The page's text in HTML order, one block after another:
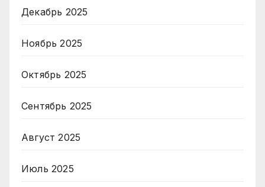
Декабрь 2025
Ноябрь 2025
Октябрь 2025
Сентябрь 2025
Август 2025
Июль 2025